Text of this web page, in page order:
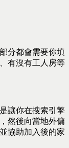
分都會需要你填
有沒有工人房等
讓你在搜索引擎
然後向當地外傭
協助加入後的家